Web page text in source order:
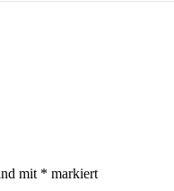
mit * markiert